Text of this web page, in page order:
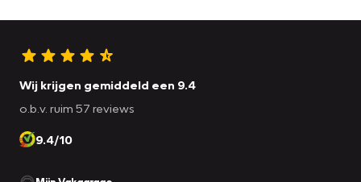
Wij krijgen gemiddeld een 9.4
o.b.v. ruim 57 reviews
9.4/10